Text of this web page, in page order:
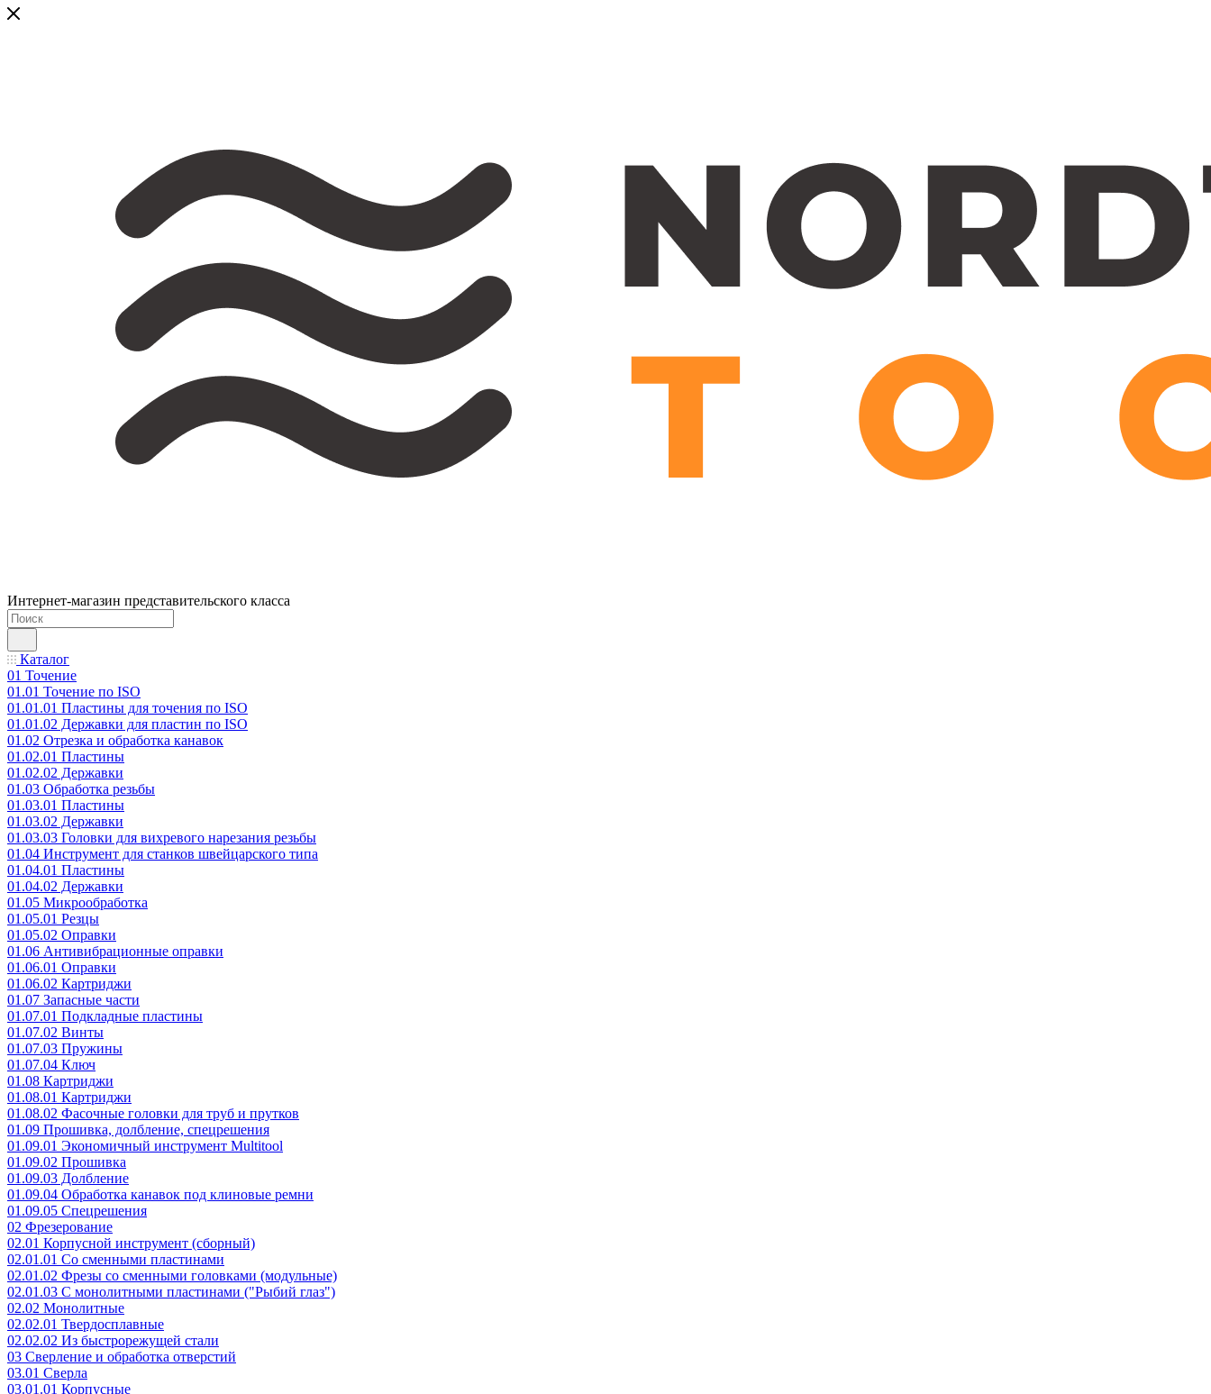
Интернет-магазин представительского класса
Каталог
01 Точение
01.01 Точение по ISO
01.01.01 Пластины для точения по ISO
01.01.02 Державки для пластин по ISO
01.02 Отрезка и обработка канавок
01.02.01 Пластины
01.02.02 Державки
01.03 Обработка резьбы
01.03.01 Пластины
01.03.02 Державки
01.03.03 Головки для вихревого нарезания резьбы
01.04 Инструмент для станков швейцарского типа
01.04.01 Пластины
01.04.02 Державки
01.05 Микрообработка
01.05.01 Резцы
01.05.02 Оправки
01.06 Антивибрационные оправки
01.06.01 Оправки
01.06.02 Картриджи
01.07 Запасные части
01.07.01 Подкладные пластины
01.07.02 Винты
01.07.03 Пружины
01.07.04 Ключ
01.08 Картриджи
01.08.01 Картриджи
01.08.02 Фасочные головки для труб и прутков
01.09 Прошивка, долбление, спецрешения
01.09.01 Экономичный инструмент Multitool
01.09.02 Прошивка
01.09.03 Долбление
01.09.04 Обработка канавок под клиновые ремни
01.09.05 Спецрешения
02 Фрезерование
02.01 Корпусной инструмент (сборный)
02.01.01 Со сменными пластинами
02.01.02 Фрезы со сменными головками (модульные)
02.01.03 С монолитными пластинами ("Рыбий глаз")
02.02 Монолитные
02.02.01 Твердосплавные
02.02.02 Из быстрорежущей стали
03 Сверление и обработка отверстий
03.01 Сверла
03.01.01 Корпусные